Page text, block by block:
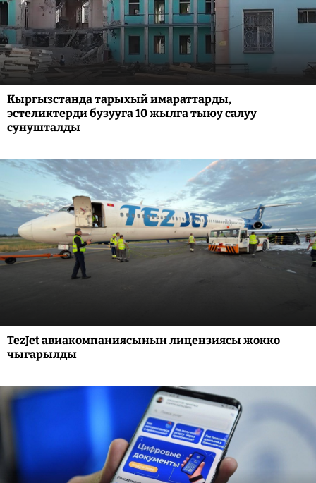
Кыргызстанда тарыхый имараттарды,
эстеликтерди бузууга 10 жылга тыюу салуу
сунушталды
TezJet авиакомпаниясынын лицензиясы жокко
чыгарылды